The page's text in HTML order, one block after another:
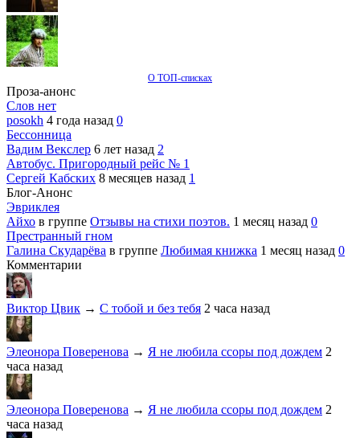
О ТОП-списках
Проза-анонс
Слов нет
posokh 4 года назад 0
Бессонница
Вадим Векслер 6 лет назад 2
Автобус. Пригородный рейс № 1
Сергей Кабских 8 месяцев назад 1
Блог-Анонс
Эвриклея
Айхо в группе Отзывы на стихи поэтов. 1 месяц назад 0
Престранный гном
Галина Скударёва в группе Любимая книжка 1 месяц назад 0
Комментарии
Виктор Цвик → С тобой и без тебя 2 часа назад
Элеонора Поверенова → Я не любила ссоры под дождем 2
часа назад
Элеонора Поверенова → Я не любила ссоры под дождем 2
часа назад